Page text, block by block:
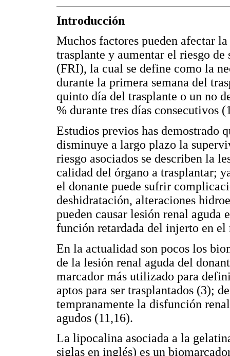
Introducción
Muchos factores pueden afectar
trasplante y aumentar el riesgo
(FRI), la cual se define como la
durante la primera semana del
quinto día del trasplante o un no
% durante tres días consecutivos
Estudios previos has demostrado
disminuye a largo plazo la
riesgo asociados se describen la
calidad del órgano a trasplantar;
el donante puede sufrir
deshidratación, alteraciones
pueden causar lesión renal aguda
función retardada del injerto en el
En la actualidad son pocos los
de la lesión renal aguda del
marcador más utilizado para
aptos para ser trasplantados (3);
tempranamente la disfunción
agudos (11,16).
La lipocalina asociada a la
siglas en inglés) es un